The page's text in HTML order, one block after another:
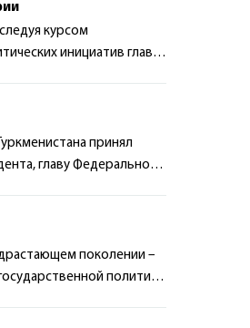
курсом
инициатив главы
принял
главу Федерального
поколении –
политики